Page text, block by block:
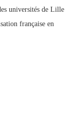
universités de Lille
française en